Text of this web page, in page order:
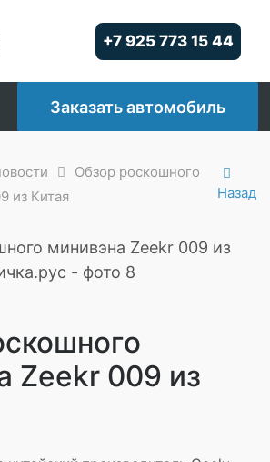
+7 925 773 15 44
Заказать автомобиль
Обзор роскошного
из Китая
Назад
Zeekr 009 из